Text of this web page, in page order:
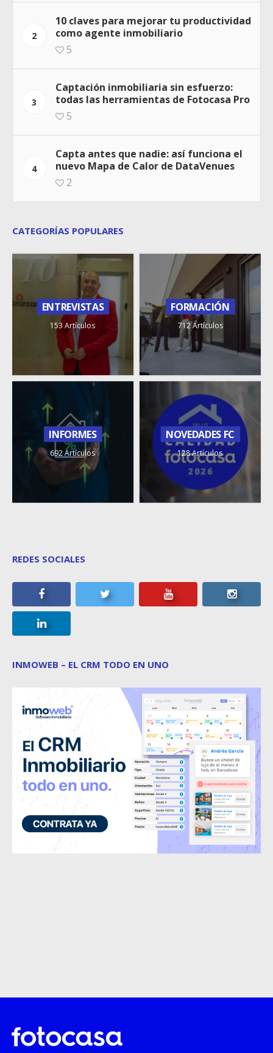
2
10 claves para mejorar tu productividad
como agente inmobiliario
5
3
Captación inmobiliaria sin esfuerzo:
todas las herramientas de Fotocasa Pro
5
4
Capta antes que nadie: así funciona el
nuevo Mapa de Calor de DataVenues
2
CATEGORÍAS POPULARES
ENTREVISTAS
153 Artículos
FORMACIÓN
712 Artículos
INFORMES
692 Artículos
NOVEDADES FC
128 Artículos
REDES SOCIALES
INMOWEB – EL CRM TODO EN UNO